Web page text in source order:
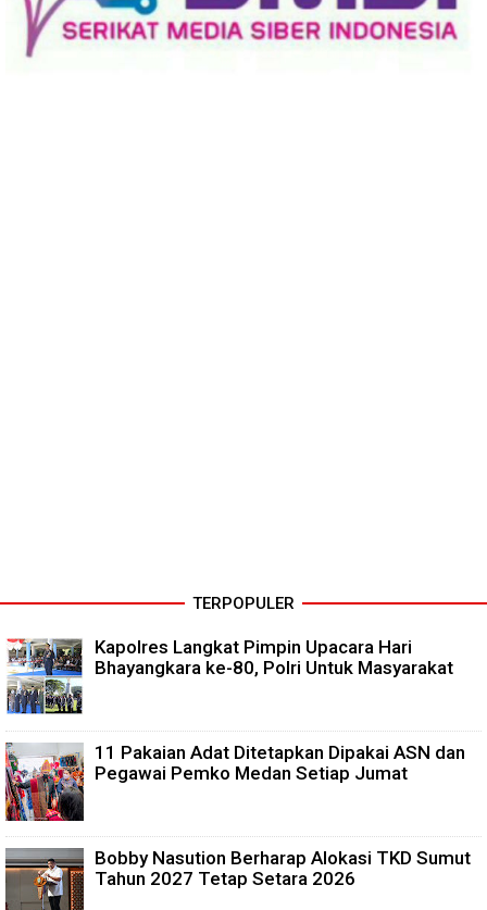
TERPOPULER
Kapolres Langkat Pimpin Upacara Hari
Bhayangkara ke-80, Polri Untuk Masyarakat
11 Pakaian Adat Ditetapkan Dipakai ASN dan
Pegawai Pemko Medan Setiap Jumat
Bobby Nasution Berharap Alokasi TKD Sumut
Tahun 2027 Tetap Setara 2026